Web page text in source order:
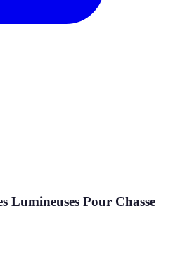
Lumineuses Pour Chasse